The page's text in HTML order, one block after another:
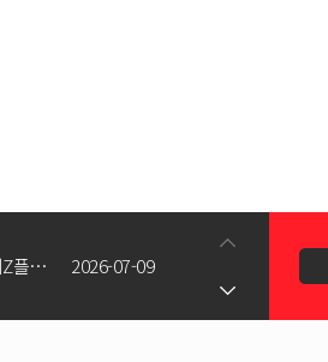
갤럭시Z폴드8(와이드/울트라) 갤럭시Z플립8 사전예약 공지사항 2026-07-09